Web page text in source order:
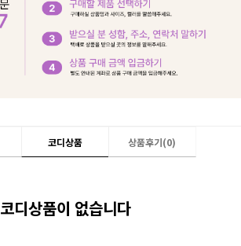
코디상품 상품후기(0)
코디상품이 없습니다